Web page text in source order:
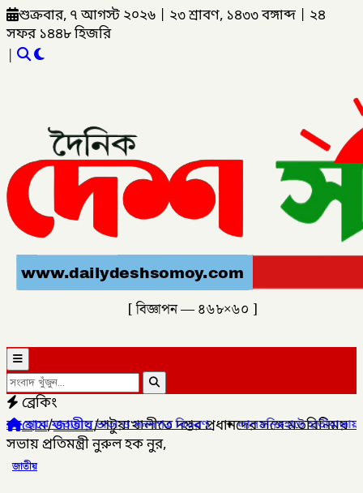
শুক্রবার, ৭ আগস্ট ২০২৬ ২৩ শ্রাবণ, ১৪৩৩ বঙ্গাব্দ
২৪
সফর ১৪৪৮ হিজরি
|
[ বিজ্ঞাপন — ৪৬৮×৬০ ]
ব্রেকিং
ভাতা ও সনদপত্র বিতরণ,✦লালমনিরহাটে হাতীবান্ধায় র‌্যাব-১৩
হোম/জাতীয়/পটুয়াখালীতে দপ্তর প্রধানদের সঙ্গে মতবিনিময়
সভায় প্রতিমন্ত্রী নুরুল হক নুর,
জাতীয়